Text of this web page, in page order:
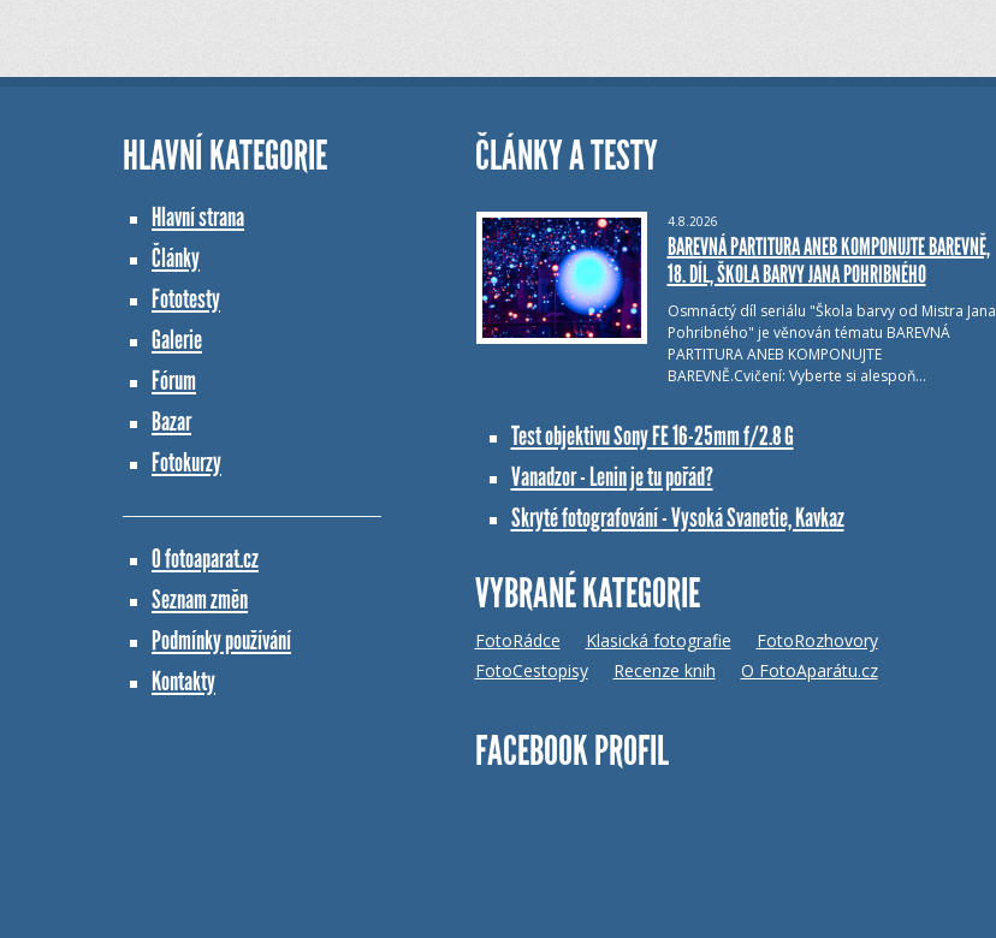
HLAVNÍ KATEGORIE
Hlavní strana
Články
Fototesty
Galerie
Fórum
Bazar
Fotokurzy
O fotoaparat.cz
Seznam změn
Podmínky používání
Kontakty
ČLÁNKY A TESTY
4.8.2026
BAREVNÁ PARTITURA ANEB KOMPONUJTE BAREVNĚ,
18. DÍL, ŠKOLA BARVY JANA POHRIBNÉHO
Osmnáctý díl seriálu "Škola barvy od Mistra Jana
Pohribného" je věnován tématu BAREVNÁ
PARTITURA ANEB KOMPONUJTE
BAREVNĚ.Cvičení: Vyberte si alespoň…
Test objektivu Sony FE 16-25mm f/2.8 G
Vanadzor - Lenin je tu pořád?
Skryté fotografování - Vysoká Svanetie, Kavkaz
VYBRANÉ KATEGORIE
FotoRádce Klasická fotografie
FotoRozhovory
FotoCestopisy
Recenze knih O FotoAparátu.cz
FACEBOOK PROFIL